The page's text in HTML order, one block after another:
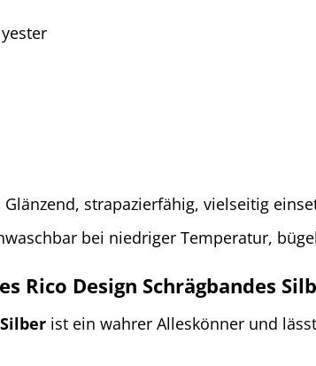
Glänzend, strapazierfähig, vielseitig
bei niedriger Temperatur,
Rico Design Schrägbandes
ist ein wahrer Alleskönner und